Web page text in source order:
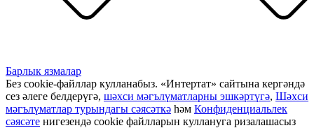
Барлык язмалар
Без cookie-файллар кулланабыз. «Интертат» сайтына кергәндә
сез әлеге белдерүгә, шәхси мәгълүматларны эшкәртүгә, Шәхси
мәгълүматлар турындагы сәясәткә һәм Конфиденциальлек
сәясәте нигезендә cookie файлларын куллануга ризалашасыз